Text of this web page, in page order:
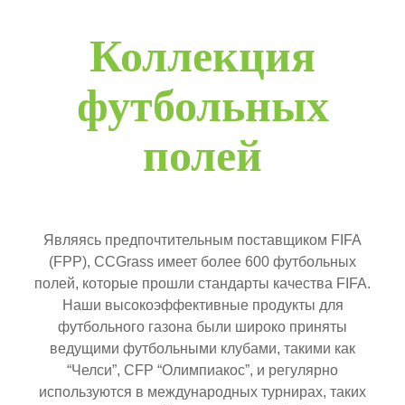
Коллекция
футбольных
полей
Являясь предпочтительным поставщиком FIFA
(FPP), CCGrass имеет более 600 футбольных
полей, которые прошли стандарты качества FIFA.
Наши высокоэффективные продукты для
футбольного газона были широко приняты
ведущими футбольными клубами, такими как
“Челси”, CFP “Олимпиакос”, и регулярно
используются в международных турнирах, таких